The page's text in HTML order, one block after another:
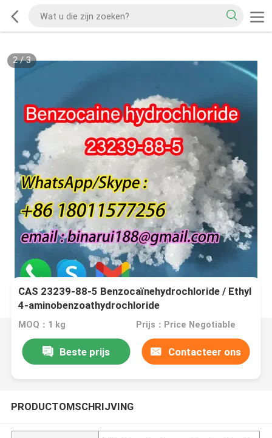
2/3
CAS 23239-88-5 Benzocaïnehydrochloride / Ethyl
4-aminobenzoathydrochloride
MOQ：1 kg Prijs：Price Negotiable
Beste prijs Contacteer ons
PRODUCTOMSCHRIJVING